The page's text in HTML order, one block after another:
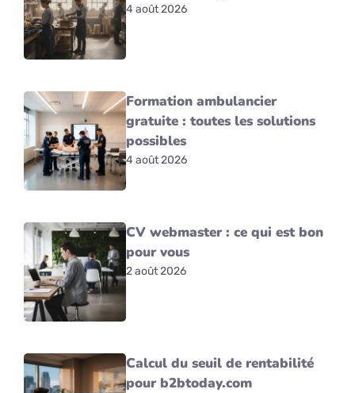
4 août 2026
Formation ambulancier
gratuite : toutes les solutions
possibles
4 août 2026
CV webmaster : ce qui est bon
pour vous
2 août 2026
Calcul du seuil de rentabilité
pour b2btoday.com